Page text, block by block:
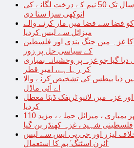
عدالت نے مجرم کوایک سال تک 50 نیم کے درخت لگانے کی
انوکھی سزا سنا دی
کو فضا سے فضا میں مار کرنے والے
میزائل سے لیس کردیا
کا غزہ میں جنگ بندی اور فلسطین
کے سیاسی حل پر زور
دیا گیا جو غزہ پر وحشیانہ بمباری
کر رہا ہے، امیرِ قطر
10 سیکنڈ میں ذیا بیطس کی تشخیص کرنے والا
اے آئی ماڈل
غزہ میں لائیو ٹریفک ڈیٹا معطل
کردیا
اسرائیل کی رات بھر بمباری ، میزائل حملے ، مزید 110
فلسطینی شہید ، غزہ کھنڈر بن گیا
لیزر اور جی پی ایس سے لیس
‘آئرن اسٹنگ’ بم کا استعمال